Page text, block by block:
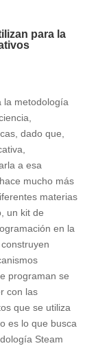
para la
la metodología
dado que,
a esa
mucho más
materias
un kit de
en la
programan se
con las
que se utiliza
es lo que busca
Steam